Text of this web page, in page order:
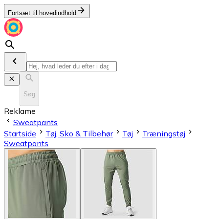
Fortsæt til hovedindhold
Søg
Reklame
Sweatpants
Startside
Tøj, Sko & Tilbehør Tøj
Træningstøj
Sweatpants